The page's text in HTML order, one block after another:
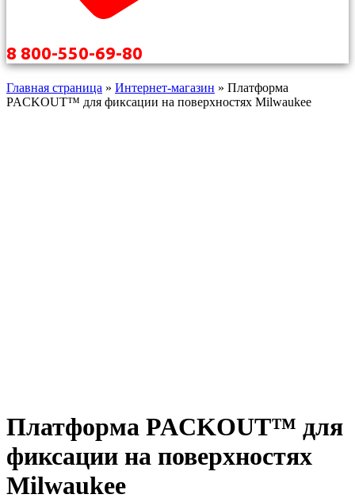
8 800-550-69-80
Главная страница » Интернет-магазин » Платформа
PACKOUT™ для фиксации на поверхностях Milwaukee
Платформа PACKOUT™ для
фиксации на поверхностях
Milwaukee